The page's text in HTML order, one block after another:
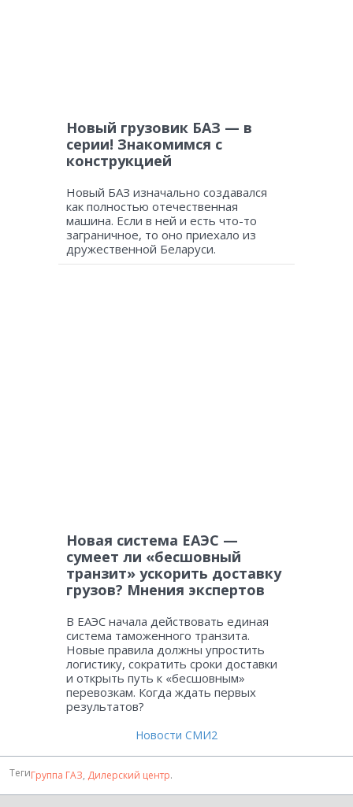
Новый грузовик БАЗ — в
серии! Знакомимся с
конструкцией
Новый БАЗ изначально создавался
как полностью отечественная
машина. Если в ней и есть что-то
заграничное, то оно приехало из
дружественной Беларуси.
Новая система ЕАЭС —
сумеет ли «бесшовный
транзит» ускорить доставку
грузов? Мнения экспертов
В ЕАЭС начала действовать единая
система таможенного транзита.
Новые правила должны упростить
логистику, сократить сроки доставки
и открыть путь к «бесшовным»
перевозкам. Когда ждать первых
результатов?
Новости СМИ2
ТегиГруппа ГАЗ, Дилерский центр.